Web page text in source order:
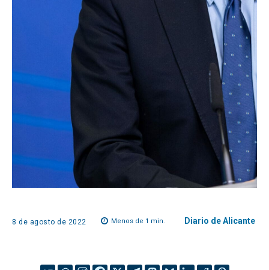
8 de agosto de 2022 Menos de 1 min. Diario de Alicante